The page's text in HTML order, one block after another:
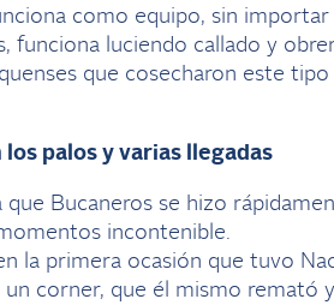
como equipo, sin
funciona luciendo callado y
que cosecharon este tipo
palos y varias llegadas
Bucaneros se hizo
incontenible.
la primera ocasión que tuvo
corner, que él mismo remató